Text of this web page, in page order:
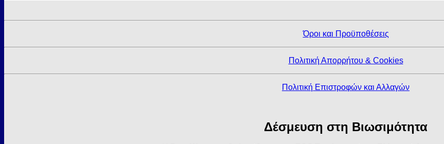
Όροι και Προϋποθέσεις
Πολιτική Απορρήτου & Cookies
Πολιτική Επιστροφών και Αλλαγών
Δέσμευση στη Βιωσιμότητα